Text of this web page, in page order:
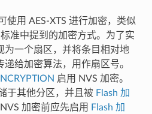
使用 AES-XTS 进行加密，类似
准中提到的加密方式。为了实
为一个扇区，并将条目相对地
给加密算法，用作扇区号。
启用 NVS 加密。
于其他分区，并且被 Flash 加
加密前应先启用
Flash 加